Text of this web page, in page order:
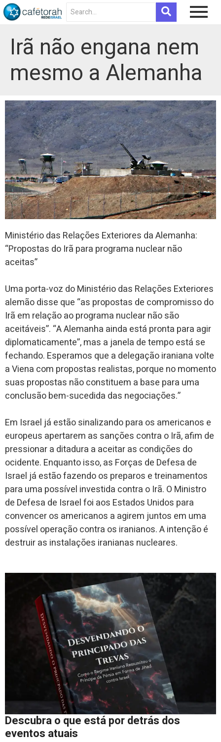
Irã não engana nem
mesmo a Alemanha
Ministério das Relações Exteriores da Alemanha:
“Propostas do Irã para programa nuclear não
aceitas”
Uma porta-voz do Ministério das Relações Exteriores
alemão disse que “as propostas de compromisso do
Irã em relação ao programa nuclear não são
aceitáveis”. “A Alemanha ainda está pronta para agir
diplomaticamente”, mas a janela de tempo está se
fechando. Esperamos que a delegação iraniana volte
a Viena com propostas realistas, porque no momento
suas propostas não constituem a base para uma
conclusão bem-sucedida das negociações.”
Em Israel já estão sinalizando para os americanos e
europeus apertarem as sanções contra o Irã, afim de
pressionar a ditadura a aceitar as condições do
ocidente. Enquanto isso, as Forças de Defesa de
Israel já estão fazendo os preparos e treinamentos
para uma possível investida contra o Irã. O Ministro
de Defesa de Israel foi aos Estados Unidos para
convencer os americanos a agirem juntos em uma
possível operação contra os iranianos. A intenção é
destruir as instalações iranianas nucleares.
Descubra o que está por detrás dos
eventos atuais